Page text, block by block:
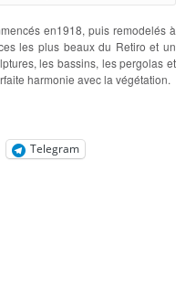
en1918, puis remodelés à
les plus beaux du Retiro et un
les bassins, les pergolas et
harmonie avec la végétation.
Telegram